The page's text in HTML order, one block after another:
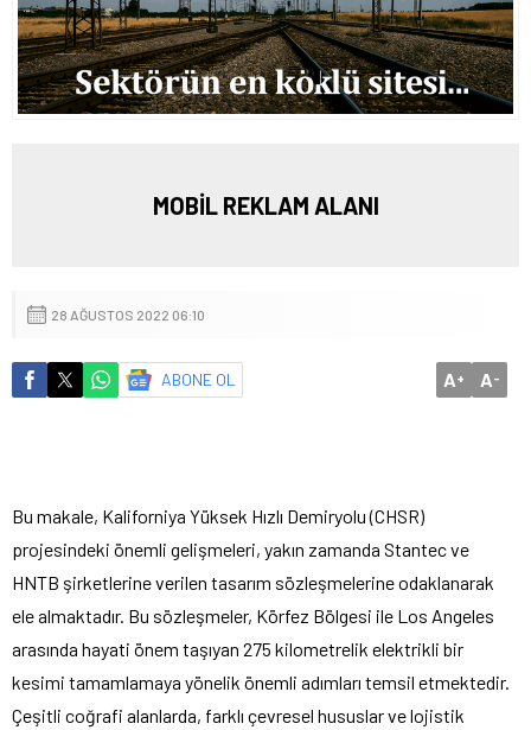
MOBİL REKLAM ALANI
28 AĞUSTOS 2022 06:10
ABONE OL A+ A-
Bu makale, Kaliforniya Yüksek Hızlı Demiryolu (CHSR)
projesindeki önemli gelişmeleri, yakın zamanda Stantec ve
HNTB şirketlerine verilen tasarım sözleşmelerine odaklanarak
ele almaktadır. Bu sözleşmeler, Körfez Bölgesi ile Los Angeles
arasında hayati önem taşıyan 275 kilometrelik elektrikli bir
kesimi tamamlamaya yönelik önemli adımları temsil etmektedir.
Çeşitli coğrafi alanlarda, farklı çevresel hususlar ve lojistik